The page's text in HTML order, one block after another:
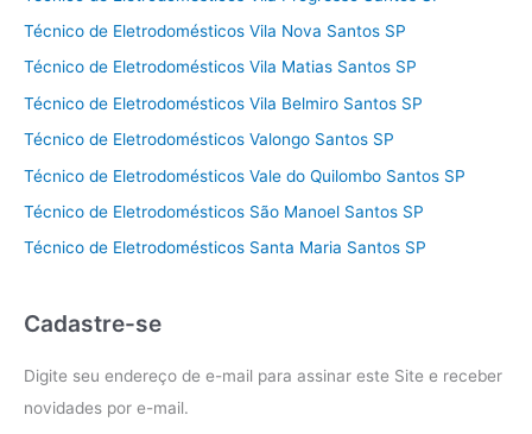
Técnico de Eletrodomésticos Vila Nova Santos SP
Técnico de Eletrodomésticos Vila Matias Santos SP
Técnico de Eletrodomésticos Vila Belmiro Santos SP
Técnico de Eletrodomésticos Valongo Santos SP
Técnico de Eletrodomésticos Vale do Quilombo Santos SP
Técnico de Eletrodomésticos São Manoel Santos SP
Técnico de Eletrodomésticos Santa Maria Santos SP
Cadastre-se
Digite seu endereço de e-mail para assinar este Site e receber
novidades por e-mail.